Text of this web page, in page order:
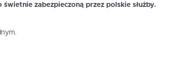
zabezpieczoną przez polskie służby.